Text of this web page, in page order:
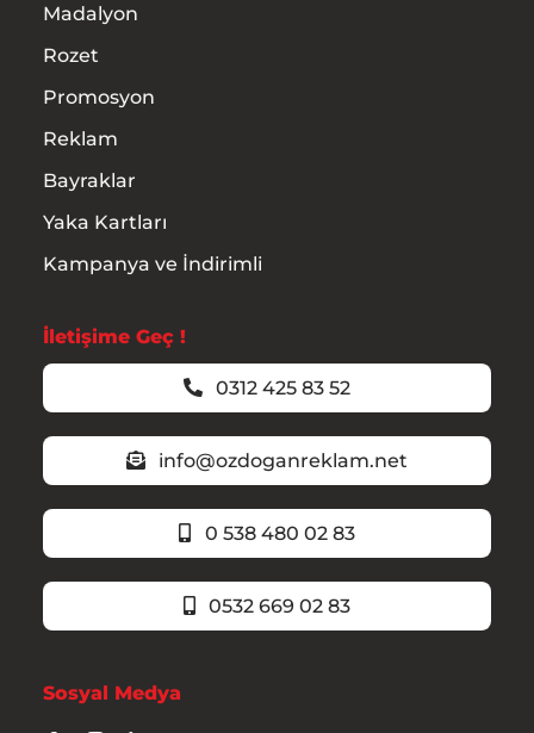
Madalyon
Rozet
Promosyon
Reklam
Bayraklar
Yaka Kartları
Kampanya ve İndirimli
İletişime Geç !
0312 425 83 52
info@ozdoganreklam.net
0 538 480 02 83
0532 669 02 83
Sosyal Medya